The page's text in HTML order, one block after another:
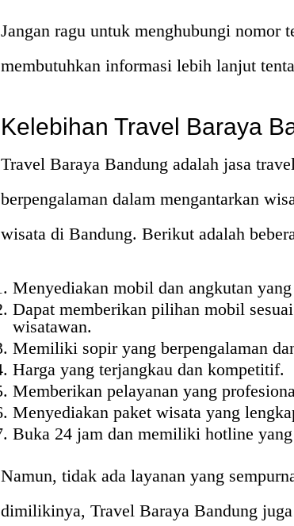
Jangan ragu untuk menghubungi nomor
membutuhkan informasi lebih lanjut
Kelebihan Travel Baraya
Travel Baraya Bandung adalah jasa
berpengalaman dalam mengantarkan
wisata di Bandung. Berikut adalah
Menyediakan mobil dan angkutan
Dapat memberikan pilihan mobil
wisatawan.
Memiliki sopir yang berpengalaman
Harga yang terjangkau dan kompetitif.
Memberikan pelayanan yang
Menyediakan paket wisata yang
Buka 24 jam dan memiliki hotline
Namun, tidak ada layanan yang
dimilikinya, Travel Baraya Bandung